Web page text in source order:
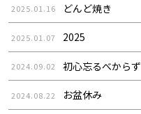
2025.01.16 どんど焼き
2025.01.07 2025
2024.09.02 初心忘るべからず
2024.08.22 お盆休み